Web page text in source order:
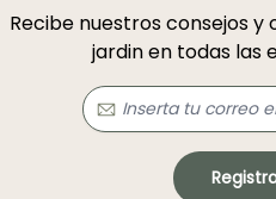
Recibe nuestros consejos
jardin en todas las